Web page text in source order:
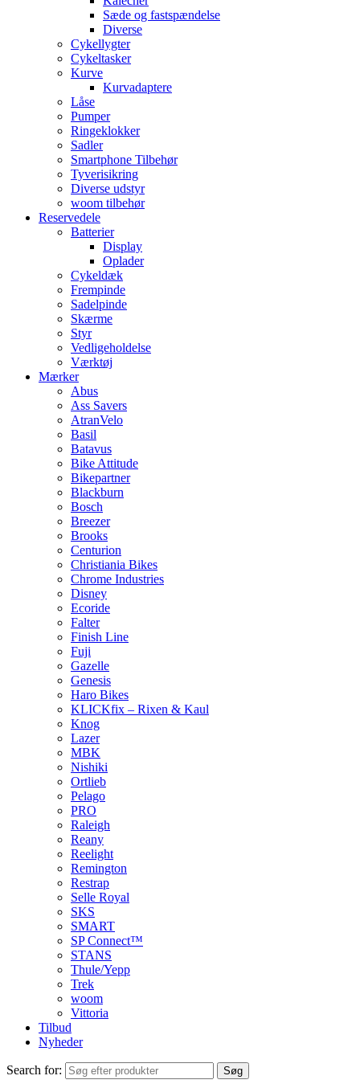
Sæde og fastspændelse
Diverse
Cykellygter
Cykeltasker
Kurve
Kurvadaptere
Låse
Pumper
Ringeklokker
Sadler
Smartphone Tilbehør
Tyverisikring
Diverse udstyr
woom tilbehør
Reservedele
Batterier
Display
Oplader
Cykeldæk
Frempinde
Sadelpinde
Skærme
Styr
Vedligeholdelse
Værktøj
Mærker
Abus
Ass Savers
AtranVelo
Basil
Batavus
Bike Attitude
Bikepartner
Blackburn
Bosch
Breezer
Brooks
Centurion
Christiania Bikes
Chrome Industries
Disney
Ecoride
Falter
Finish Line
Fuji
Gazelle
Genesis
Haro Bikes
KLICKfix – Rixen & Kaul
Knog
Lazer
MBK
Nishiki
Ortlieb
Pelago
PRO
Raleigh
Reany
Reelight
Remington
Restrap
Selle Royal
SKS
SMART
SP Connect™
STANS
Thule/Yepp
Trek
woom
Vittoria
Tilbud
Nyheder
Search for: Søg